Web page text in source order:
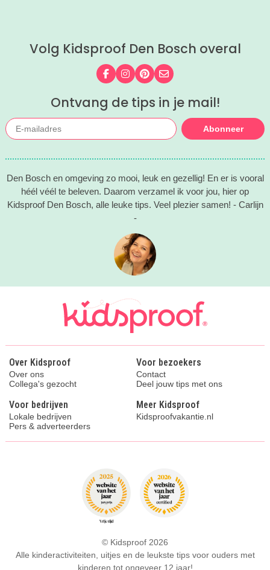
stormbaan buiten’, ‘de Xplore’ en het
dus alle reden om nog een keer te
gaan!
Volg Kidsproof Den Bosch overal
Volg ons op Facebook
Volg ons op Instagram
Volg ons op Pinterest
Mail ons
Ontvang de tips in je mail!
Abonneer
Den Bosch en omgeving zo mooi, leuk en gezellig! En er is vooral
héél véél te beleven. Daarom verzamel ik voor jou, hier op
Kidsproof Den Bosch, alle leuke tips. Veel plezier samen! - Carlijn
-
Over Kidsproof
Over ons
Collega's gezocht
Voor bezoekers
Contact
Deel jouw tips met ons
Voor bedrijven
Lokale bedrijven
Pers & adverteerders
Meer Kidsproof
Kidsproofvakantie.nl
© Kidsproof 2026
Alle kinderactiviteiten, uitjes en de leukste tips voor ouders met
kinderen tot ongeveer 12 jaar!